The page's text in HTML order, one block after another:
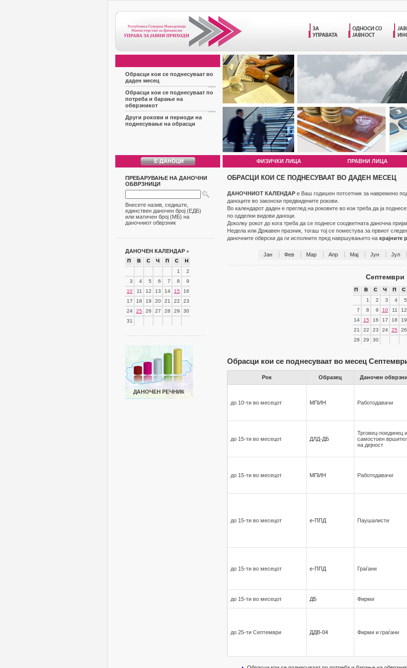
Обрасци кои се поднесуваат во
даден месец
Обрасци кои се поднесуваат по
потреба и барање на
обврзникот
Други рокови и периоди на
поднесување на обрасци
ФИЗИЧКИ ЛИЦА ПРАВНИ ЛИЦА
ПРЕБАРУВАЊЕ НА ДАНОЧНИ
ОБВРЗНИЦИ
Внесете назив, седиште,
единствен даночен број (ЕДБ)
или матичен број (МБ) на
даночниот обврзник
ДАНОЧЕН КАЛЕНДАР »
П В С Ч П С
Н
1
2
3
4 5 6 7 8
9
10
11 12 13 14 15
16
17
18 19 20 21 22
23
24
25 26 27 28 29
30
31
ОБРАСЦИ КОИ СЕ ПОДНЕСУВААТ ВО ДАДЕН МЕСЕЦ
ДАНОЧНИОТ КАЛЕНДАР е Ваш годишен потсетник за навремено
даноците во законски предвидените рокови.
Во календарот даден е преглед на роковите во кои треба да ја
по одделни видови даноци.
Доколку рокот до кога треба да се поднесе соодветната даночна
Недела или Државен празник, тогаш тој се поместува за првиот
даночните обврски да ги исполните пред навршувањето на крајните
Јан Фев Мар Апр Мај Јун Јул
Септември
П В С Ч П С
1
2 3 4 5
7
8 9 10 11 12
14
15 16 17 18 19
21
22 23 24 25 26
28
29 30
Обрасци кои се поднесуваат во месец
Рок Образец Даночен
до 10-ти во месецот МПИН Работодавaчи
до 15-ти во месецот ДЛД-ДБ
Трговец-поединец и
самостоен
на дејност
до 15-ти во месецот МПИН Работодавaчи
до 15-ти во месецот е-ППД Паушалисти
до 15-ти во месецот е-ППД Граѓани
до 15-ти во месецот ДБ Фирми
до 25-ти Септември ДДВ-04 Фирми и граѓани